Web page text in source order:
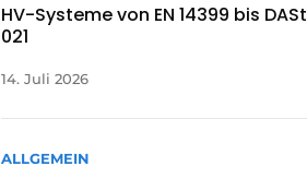
HV-Systeme von EN 14399 bis DASt
021
14. Juli 2026
ALLGEMEIN